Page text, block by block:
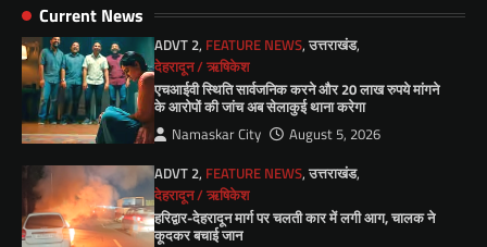
Current News
ADVT 2, FEATURE NEWS,उत्तराखंड,
देहरादून / ऋषिकेश
एचआईवी स्थिति सार्वजनिक करने और 20 लाख रुपये मांगने
के आरोपों की जांच अब सेलाकुई थाना करेगा
Namaskar City
August 5, 2026
ADVT 2, FEATURE NEWS,उत्तराखंड,
देहरादून / ऋषिकेश
हरिद्वार-देहरादून मार्ग पर चलती कार में लगी आग, चालक ने
कूदकर बचाई जान